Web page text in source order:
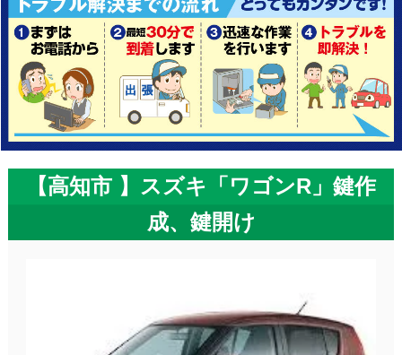
【高知市 】スズキ「ワゴンR」鍵作
成、鍵開け